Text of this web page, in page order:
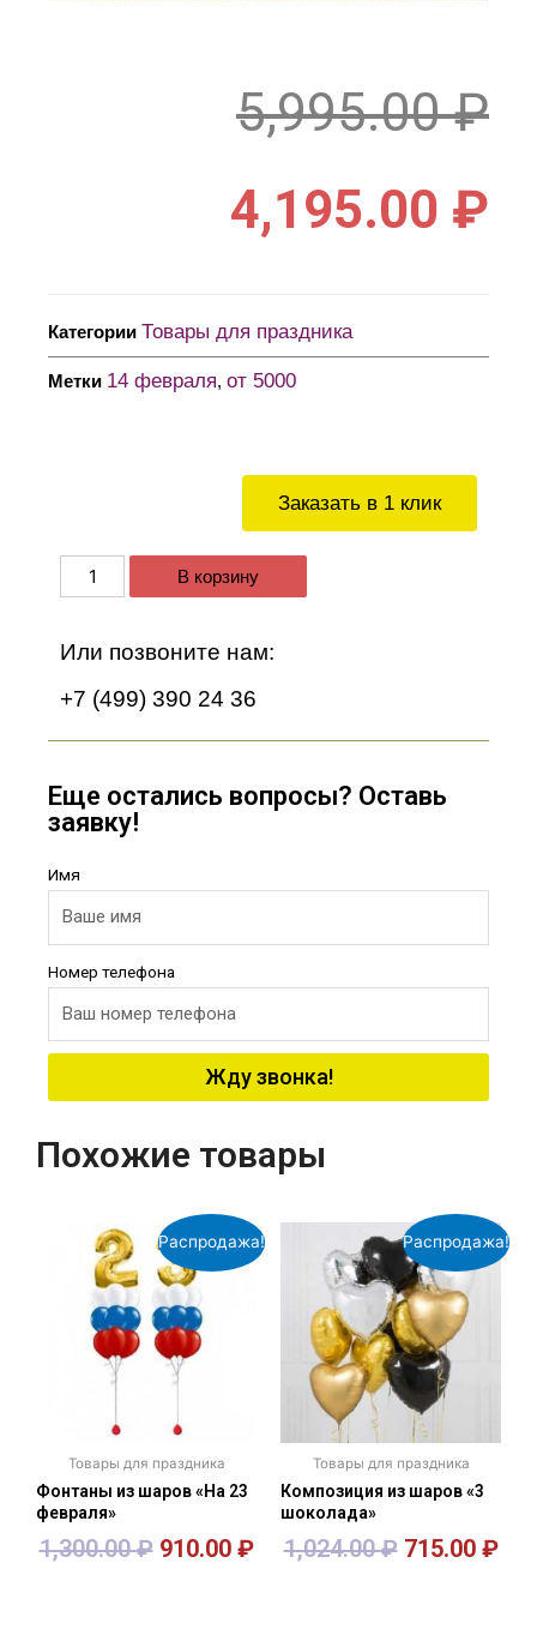
Заказать в 1 клик
В корзину
Или позвоните нам:
+7 (499) 390 24 36
Еще остались вопросы? Оставь
заявку!
Имя
Номер телефона
Жду звонка!
5,995.00₽
4,195.00 ₽
Категории Товары для праздника
Метки 14 февраля, от 5000
Похожие товары
Распродажа!
Товары для праздника
Фонтаны из шаров «На 23
февраля»
1,300.00₽ 910.00 ₽
Распродажа!
Товары для праздника
Композиция из шаров «3
шоколада»
1,024.00₽ 715.00 ₽